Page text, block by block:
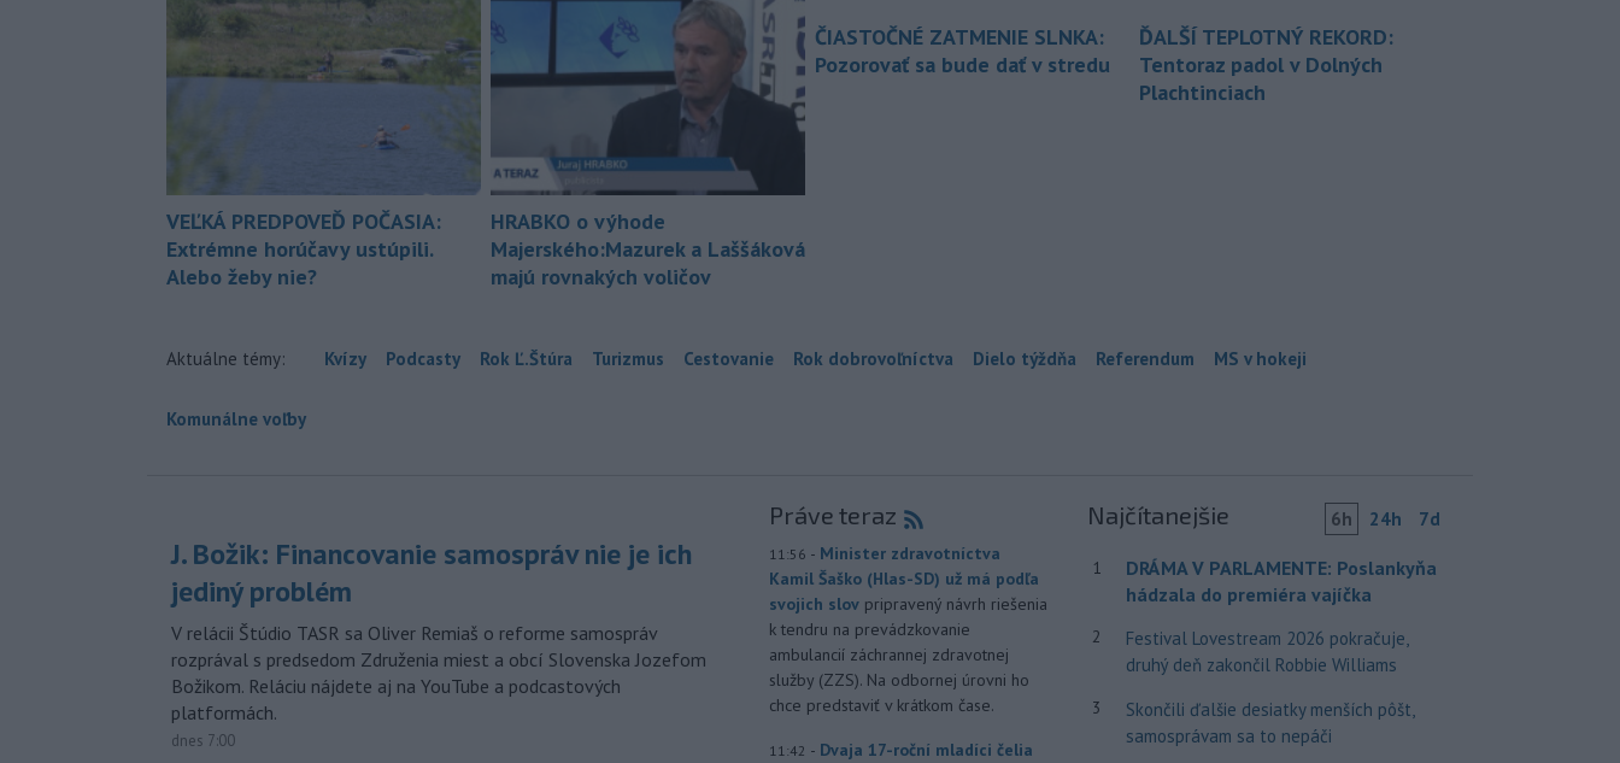
VEĽKÁ PREDPOVEĎ POČASIA:
Extrémne horúčavy ustúpili.
Alebo žeby nie?
HRABKO o výhode
Majerského:Mazurek a Laššáková
majú rovnakých voličov
ČIASTOČNÉ ZATMENIE SLNKA:
Pozorovať sa bude dať v stredu
ĎALŠÍ TEPLOTNÝ REKORD:
Tentoraz padol v Dolných
Plachtinciach
Aktuálne témy: Kvízy Podcasty Rok Ľ.Štúra Turizmus Cestovanie Rok dobrovoľníctva Dielo týždňa Referendum MS v hokeji
Komunálne voľby
J. Božik: Financovanie samospráv nie je ich
jediný problém
V relácii Štúdio TASR sa Oliver Remiaš o reforme samospráv
rozprával s predsedom Združenia miest a obcí Slovenska Jozefom
Božikom. Reláciu nájdete aj na YouTube a podcastových
platformách.
dnes 7:00
Práve teraz
11:56 - Minister zdravotníctva
Kamil Šaško (Hlas-SD) už má podľa
svojich slov pripravený návrh riešenia
k tendru na prevádzkovanie
ambulancií záchrannej zdravotnej
služby (ZZS). Na odbornej úrovni ho
chce predstaviť v krátkom čase.
11:42 - Dvaja 17-roční mladíci čelia
Najčítanejšie 6h 24h 7d
1
DRÁMA V PARLAMENTE: Poslankyňa
hádzala do premiéra vajíčka
2
Festival Lovestream 2026 pokračuje,
druhý deň zakončil Robbie Williams
3
Skončili ďalšie desiatky menších pôšt,
samosprávam sa to nepáči